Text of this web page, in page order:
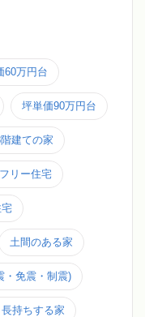
60万円台
坪単価90万円台
建ての家
リー住宅
土間のある家
・免震・制震)
持ちする家